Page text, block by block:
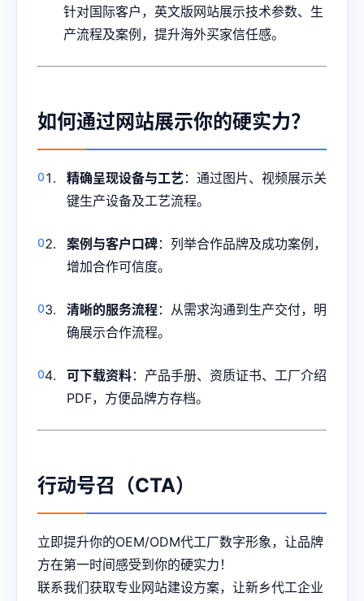
针对国际客户，英文版网站展示技术参数、生
产流程及案例，提升海外买家信任感。
如何通过网站展示你的硬实力？
精确呈现设备与工艺：通过图片、视频展示关
键生产设备及工艺流程。
案例与客户口碑：列举合作品牌及成功案例，
增加合作可信度。
清晰的服务流程：从需求沟通到生产交付，明
确展示合作流程。
可下载资料：产品手册、资质证书、工厂介绍
PDF，方便品牌方存档。
行动号召（CTA）
立即提升你的OEM/ODM代工厂数字形象，让品牌
方在第一时间感受到你的硬实力！
联系我们获取专业网站建设方案，让新乡代工企业